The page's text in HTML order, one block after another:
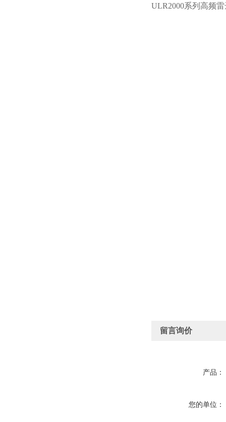
ULR2000系列高频
留言询价
产品：
您的单位：